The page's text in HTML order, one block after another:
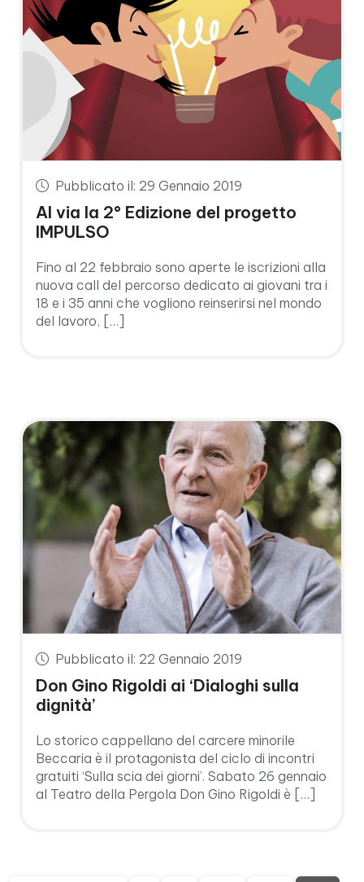
Pubblicato il: 29 Gennaio 2019
Al via la 2° Edizione del progetto
IMPULSO
Fino al 22 febbraio sono aperte le iscrizioni alla
nuova call del percorso dedicato ai giovani tra i
18 e i 35 anni che vogliono reinserirsi nel mondo
del lavoro, […]
Pubblicato il: 22 Gennaio 2019
Don Gino Rigoldi ai ‘Dialoghi sulla
dignità’
Lo storico cappellano del carcere minorile
Beccaria è il protagonista del ciclo di incontri
gratuiti ‘Sulla scia dei giorni’. Sabato 26 gennaio
al Teatro della Pergola Don Gino Rigoldi è […]